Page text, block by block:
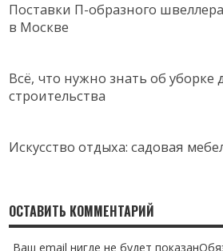
Поставки П-образного
в Москве
Всё, что нужно знать об уборке
строительства
Искусство отдыха: садовая
ОСТАВИТЬ КОММЕНТАРИЙ
Ваш email нигде не будет